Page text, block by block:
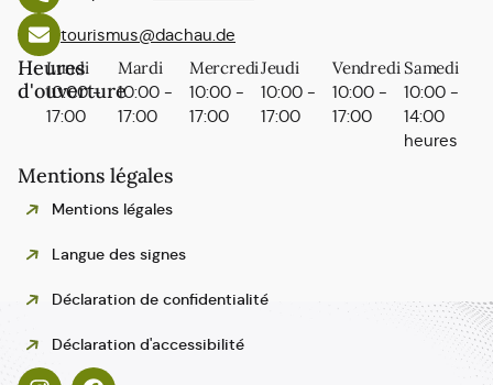
tourismus@dachau.de
Heures
d'ouverture
Lundi
10:00 -
17:00
Mardi
10:00 -
17:00
Mercredi
10:00 -
17:00
Jeudi
10:00 -
17:00
Vendredi
10:00 -
17:00
Samedi
10:00 -
14:00
heures
Mentions légales
Mentions légales
Langue des signes
Déclaration de confidentialité
Déclaration d'accessibilité
Español